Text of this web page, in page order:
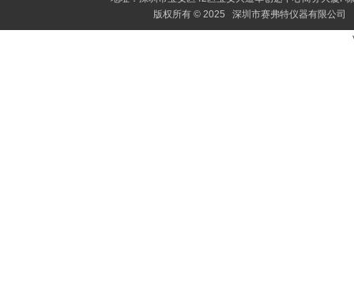
版权所有 © 2025 深圳市赛弗特仪器有限